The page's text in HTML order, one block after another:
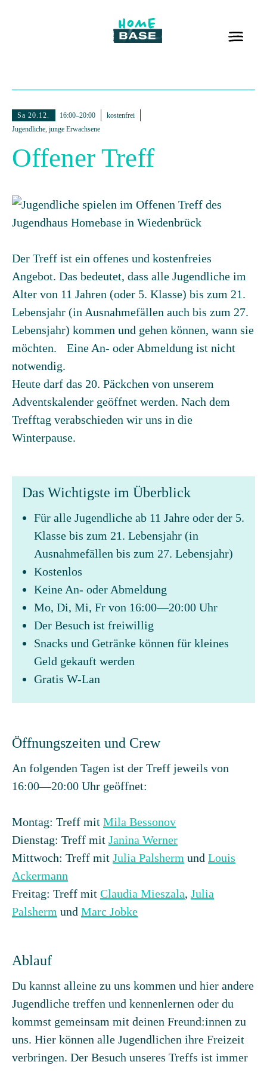
Sa 20.12. 16:00–20:00
kostenfrei
Jugendliche, junge Erwachsene
Offener Treff
Der Treff ist ein offenes und kostenfreies
Angebot. Das bedeutet, dass alle Jugendliche im
Alter von 11 Jahren (oder 5. Klasse) bis zum 21.
Lebensjahr (in Ausnahmefällen auch bis zum 27.
Lebensjahr) kommen und gehen können, wann sie
möchten. Eine An- oder Abmeldung ist nicht
notwendig.
Heute darf das 20. Päckchen von unserem
Adventskalender geöffnet werden. Nach dem
Trefftag verabschieden wir uns in die
Winterpause.
Das Wichtigste im Überblick
Für alle Jugendliche ab 11 Jahre oder der 5.
Klasse bis zum 21. Lebensjahr (in
Ausnahmefällen bis zum 27. Lebensjahr)
Kostenlos
Keine An- oder Abmeldung
Mo, Di, Mi, Fr von 16:00—20:00 Uhr
Der Besuch ist freiwillig
Snacks und Getränke können für kleines
Geld gekauft werden
Gratis W-Lan
Öffnungszeiten und Crew
An folgenden Tagen ist der Treff jeweils von
16:00—20:00 Uhr geöffnet:
Montag: Treff mit Mila Bessonov
Dienstag: Treff mit Janina Werner
Mittwoch: Treff mit Julia Palsherm und Louis
Ackermann
Freitag: Treff mit Claudia Mieszala, Julia
Palsherm und Marc Jobke
Ablauf
Du kannst alleine zu uns kommen und hier andere
Jugendliche treffen und kennenlernen oder du
kommst gemeinsam mit deinen Freund:innen zu
uns. Hier können alle Jugendlichen ihre Freizeit
verbringen. Der Besuch unseres Treffs ist immer